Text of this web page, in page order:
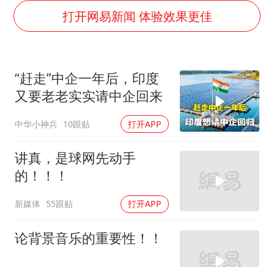
央视新主播李秋莹孙亚鹏亮相
吴宜泽回应晋级中国赛16强
河南刑案嫌犯被抓 逃窜时伤害多人
乐享全民健身 共筑健康中国
打开网易新闻 体验效果更佳
“赶走”中企一年后，印度
又要老老实实请中企回来
中华小神兵 10跟贴 打开APP
讲真，是球网先动手
的！！！
新媒体 55跟贴 打开APP
论背景音乐的重要性！！